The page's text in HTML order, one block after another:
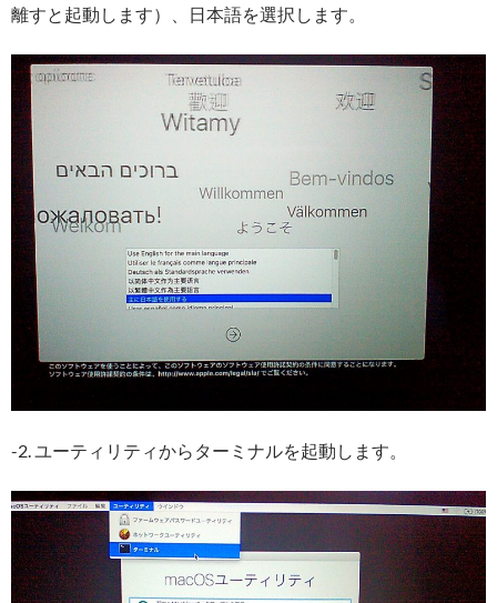
離すと起動します）、日本語を選択します。
-2. ユーティリティからターミナルを起動します。